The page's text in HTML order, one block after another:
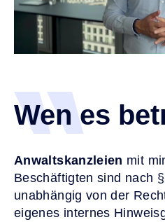
Wen es
Anwaltskanzleien mit
Beschäftigten sind nach
unabhängig von der
eigenes internes